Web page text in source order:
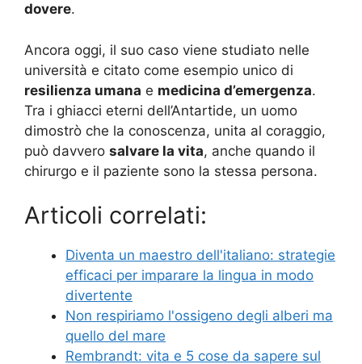
dovere.
Ancora oggi, il suo caso viene studiato nelle
università e citato come esempio unico di
resilienza umana e medicina d’emergenza.
Tra i ghiacci eterni dell’Antartide, un uomo
dimostrò che la conoscenza, unita al coraggio,
può davvero salvare la vita, anche quando il
chirurgo e il paziente sono la stessa persona.
Articoli correlati:
Diventa un maestro dell'italiano: strategie
efficaci per imparare la lingua in modo
divertente
Non respiriamo l'ossigeno degli alberi ma
quello del mare
Rembrandt: vita e 5 cose da sapere sul